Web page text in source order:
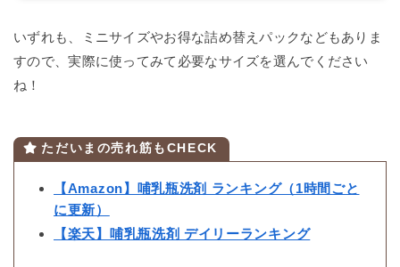
いずれも、ミニサイズやお得な詰め替えパックなどもありま
すので、実際に使ってみて必要なサイズを選んでください
ね！
ただいまの売れ筋もCHECK
【Amazon】哺乳瓶洗剤 ランキング（1時間ごと
に更新）
【楽天】哺乳瓶洗剤 デイリーランキング